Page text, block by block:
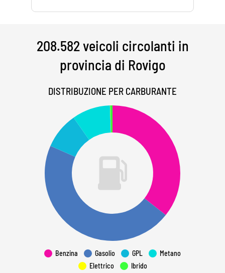
208.582 veicoli circolanti in
provincia di Rovigo
DISTRIBUZIONE PER CARBURANTE
Benzina Gasolio GPL
Metano
Elettrico
Ibrido